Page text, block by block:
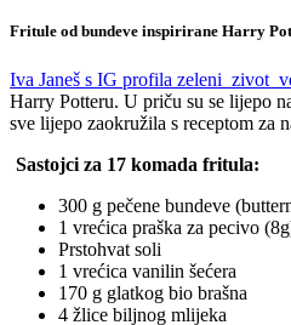
Fritule od bundeve inspirirane Harry
Iva Janeš s IG profila
Harry Potteru. U priču su se lijepo
sve lijepo zaokružila s receptom za
Sastojci za 17 komada fritula:
300 g pečene bundeve
1 vrećica praška za pecivo
Prstohvat soli
1 vrećica vanilin šećera
170 g glatkog bio brašna
4 žlice biljnog mlijeka